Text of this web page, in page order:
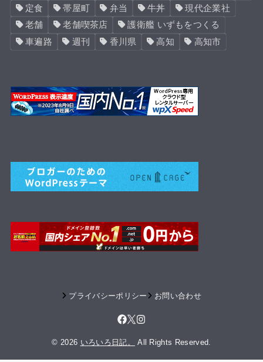
定食
帯屋町 弁当 牛丼
現代企業社
老舗
老舗喫茶店
護衛艦 いずもをつくる
車遍路
週刊 香川県 高知 高知市
プライバシーポリシー お問い合わせ
© 2026 いろいろ日記。 All Rights Reserved.